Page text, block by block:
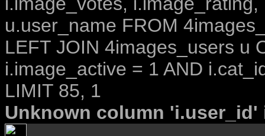
u.user_name FROM
LEFT JOIN 4images_users u
i.image_active = 1 AND
LIMIT 85, 1
Unknown column